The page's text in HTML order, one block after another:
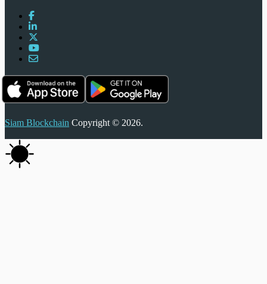
Siam Blockchain Copyright © 2026.